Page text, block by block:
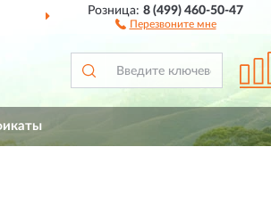
ДОСТАВИМ
Розница:8 (499) 460-50-47
Перезвоните мне